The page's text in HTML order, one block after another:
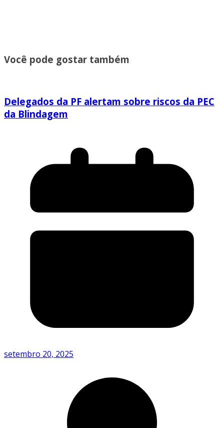
Você pode gostar também
Delegados da PF alertam sobre riscos da PEC
da Blindagem
setembro 20, 2025